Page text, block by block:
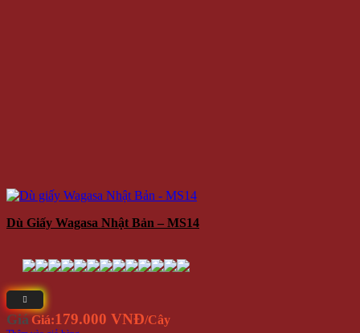
Dù Giấy Wagasa Nhật Bản – MS14
Giá Giá:179.000 VNĐ/Cây